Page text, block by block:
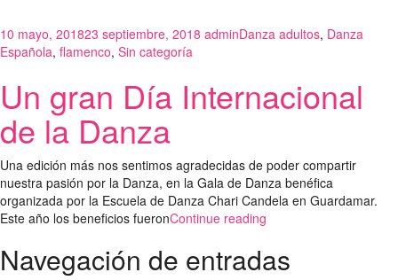
10 mayo, 201823 septiembre, 2018 adminDanza adultos, Danza
Española, flamenco, Sin categoría
Un gran Día Internacional
de la Danza
Una edición más nos sentimos agradecidas de poder compartir
nuestra pasión por la Danza, en la Gala de Danza benéfica
organizada por la Escuela de Danza Chari Candela en Guardamar.
Este año los beneficios fueronContinue reading
Navegación de entradas